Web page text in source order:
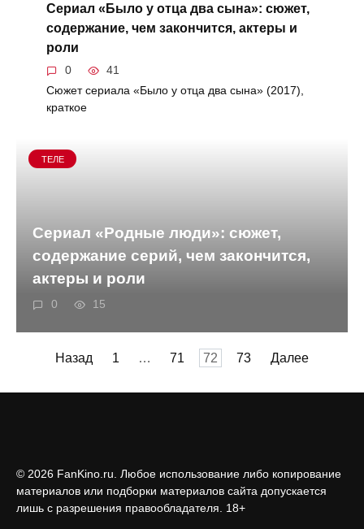
Сериал «Было у отца два сына»: сюжет,
содержание, чем закончится, актеры и
роли
0 41
Сюжет сериала «Было у отца два сына» (2017),
краткое
ТЕЛЕ
Сериал «Родные люди»: сюжет,
содержание серий, чем закончится,
актеры и роли
0 15
Пагинация
Назад 1 … 71 72 73 Далее
© 2026 FanKino.ru. Любое использование либо копирование
материалов или подборки материалов сайта допускается
лишь с разрешения правообладателя. 18+